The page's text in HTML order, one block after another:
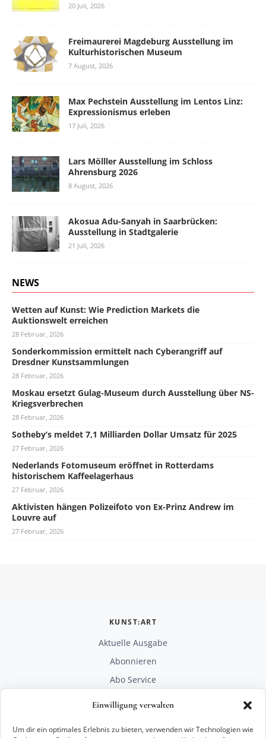
Einwilligung verwalten
Um dir ein optimales Erlebnis zu bieten, verwenden wir Technologien wie
20 Juli, 2026
Freimaurerei Magdeburg Ausstellung im
Kulturhistorischen Museum
7 August, 2026
Max Pechstein Ausstellung im Lentos Linz:
Expressionismus erleben
17 Juli, 2026
Lars Mölller Ausstellung im Schloss
Ahrensburg 2026
8 August, 2026
Akosua Adu-Sanyah in Saarbrücken:
Ausstellung in Stadtgalerie
21 Juli, 2026
NEWS
Wetten auf Kunst: Wie Prediction Markets die
Auktionswelt erreichen
28 Februar, 2026
Sonderkommission ermittelt nach Cyberangriff auf
Dresdner Kunstsammlungen
28 Februar, 2026
Moskau ersetzt Gulag-Museum durch Ausstellung über NS-
Kriegsverbrechen
28 Februar, 2026
Sotheby’s meldet 7,1 Milliarden Dollar Umsatz für 2025
27 Februar, 2026
Nederlands Fotomuseum eröffnet in Rotterdams
historischem Kaffeelagerhaus
27 Februar, 2026
Aktivisten hängen Polizeifoto von Ex-Prinz Andrew im
Louvre auf
27 Februar, 2026
KUNST:ART
Aktuelle Ausgabe
Abonnieren
Abo Service
RECHTLICHES